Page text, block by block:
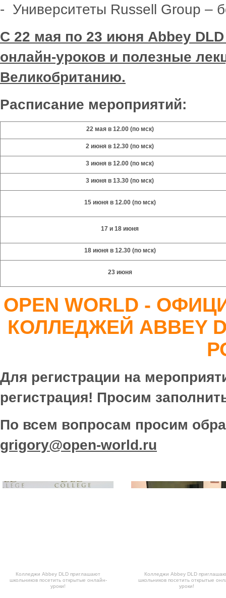
- Университеты Russell Group –
C 22 мая по 23 июня Abbey DLD
онлайн-уроков и полезные
Великобританию.
Расписание мероприятий:
22 мая в 12.00 (по мск)
2 июня в 12.30 (по мск)
3 июня в 12.00 (по мск)
3 июня в 13.30 (по мск)
15 июня в 12.00 (по мск)
17 и 18 июня
18 июня в 12.30 (по мск)
23 июня
OPEN WORLD -
КОЛЛЕДЖЕЙ ABBEY
Для регистрации на
регистрация! Просим
По всем вопросам просим
grigory@open-world.ru
Колледжи Abbey DLD приглашают
школьников посетить открытые онлайн-
уроки!
Колледжи Abbey DLD
школьников посетить открытые
уроки!